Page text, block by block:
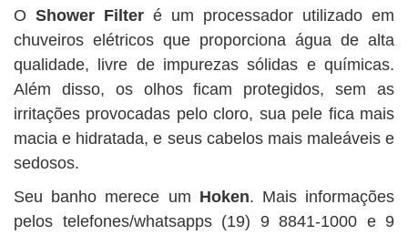
O Shower Filter é um processador utilizado em
chuveiros elétricos que proporciona água de alta
qualidade, livre de impurezas sólidas e químicas.
Além disso, os olhos ficam protegidos, sem as
irritações provocadas pelo cloro, sua pele fica mais
macia e hidratada, e seus cabelos mais maleáveis e
sedosos.
Seu banho merece um Hoken. Mais informações
pelos telefones/whatsapps (19) 9 8841-1000 e 9